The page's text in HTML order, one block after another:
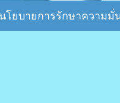
นโยบายการรักษาความมั่